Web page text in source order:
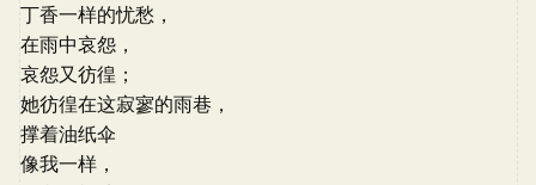
丁香一样的忧愁，
在雨中哀怨，
哀怨又彷徨；
她彷徨在这寂寥的雨巷，
撑着油纸伞
像我一样，